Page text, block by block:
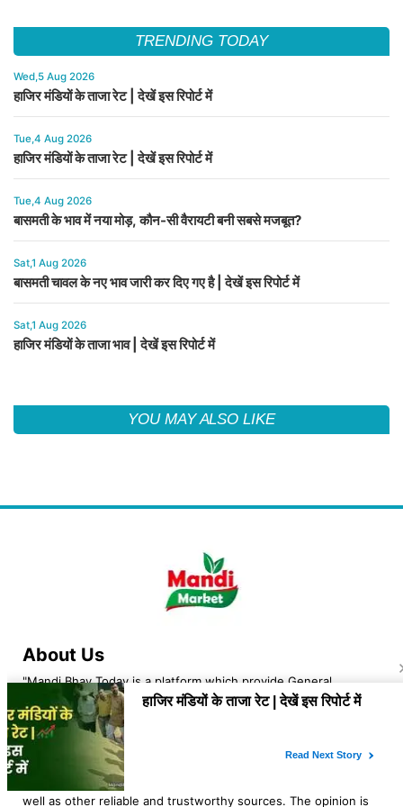
TRENDING TODAY
Wed,5 Aug 2026
हाजिर मंडियों के ताजा रेट | देखें इस रिपोर्ट में
Tue,4 Aug 2026
हाजिर मंडियों के ताजा रेट | देखें इस रिपोर्ट में
Tue,4 Aug 2026
बासमती के भाव में नया मोड़, कौन-सी वैरायटी बनी सबसे मजबूत?
Sat,1 Aug 2026
बासमती चावल के नए भाव जारी कर दिए गए है | देखें इस रिपोर्ट में
Sat,1 Aug 2026
हाजिर मंडियों के ताजा भाव | देखें इस रिपोर्ट में
YOU MAY ALSO LIKE
About Us
"Mandi Bhav Today is a platform which provide General
information about the market rates of agri and related
commodities. The owner of the platform is Lovekesh Kaushik
an Indian Navy veteran, resident of Jhajjar, Haryana. At "mandi
bhav today" we analyse the rates and trend of various agri
commodities. The opinion of the blog is based on the news
and general information which we get from govt websites as
well as other reliable and trustworthy sources. The opinion is